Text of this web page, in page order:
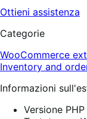
Ottieni assistenza
Categorie
WooCommerce
Inventory and
Informazioni
Versione